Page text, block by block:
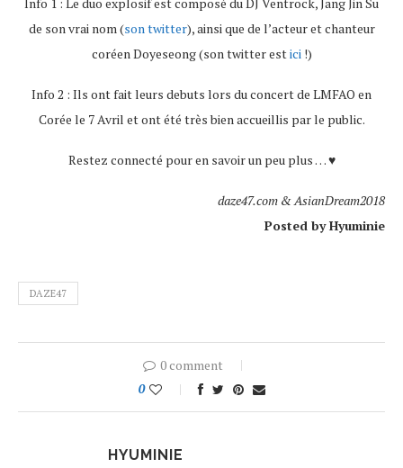
de son vrai nom (son twitter), ainsi que de l’acteur et chanteur
coréen Doyeseong (son twitter estici!)
Info 2 : Ils ont fait leurs debuts lors du concert de LMFAO en
Corée le 7 Avril et ont été très bien accueillis par le public.
Restez connecté pour en savoir un peu plus … ♥
daze47.com & AsianDream2018
Posted by Hyuminie
DAZE47
0 comment
0
HYUMINIE